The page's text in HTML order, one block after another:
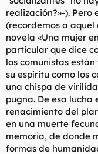
realización?»-). Pero
(recordemos a aquel
novela «Una mujer
particular que dice
los comunistas
su espíritu como los
una chispa de
pugna. De esa lucha
renacimiento del
en una muerte
memoria, de donde
formas de